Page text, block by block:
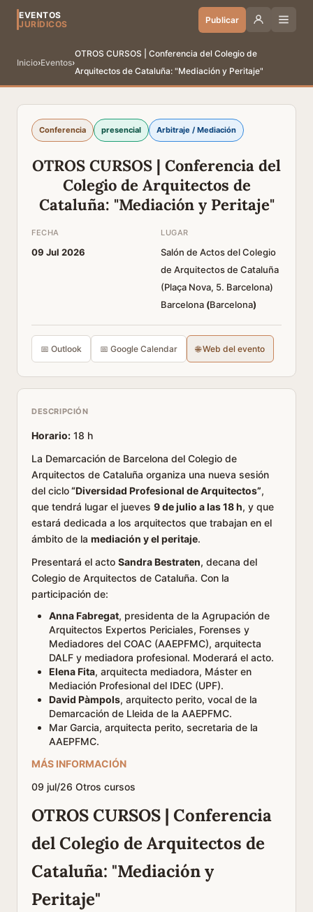
EVENTOS
JURÍDICOS
Publicar
Inicio›Eventos›
OTROS CURSOS | Conferencia del Colegio de
Arquitectos de Cataluña: "Mediación y Peritaje"
Conferencia presencial Arbitraje / Mediación
OTROS CURSOS | Conferencia del
Colegio de Arquitectos de
Cataluña: "Mediación y Peritaje"
FECHA
09 Jul 2026
LUGAR
Salón de Actos del Colegio
de Arquitectos de Cataluña
(Plaça Nova, 5. Barcelona)
Barcelona (Barcelona)
📅 Outlook 📅 Google Calendar 🌐 Web del evento
DESCRIPCIÓN
Horario: 18 h
La Demarcación de Barcelona del Colegio de
Arquitectos de Cataluña organiza una nueva sesión
del ciclo“Diversidad Profesional de Arquitectos”,
que tendrá lugar el jueves 9 de julio a las 18 h, y que
estará dedicada a los arquitectos que trabajan en el
ámbito de la mediación y el peritaje.
Presentará el acto Sandra Bestraten, decana del
Colegio de Arquitectos de Cataluña. Con la
participación de:
Anna Fabregat, presidenta de la Agrupación de
Arquitectos Expertos Periciales, Forenses y
Mediadores del COAC (AAEPFMC), arquitecta
DALF y mediadora profesional. Moderará el acto.
Elena Fita, arquitecta mediadora, Máster en
Mediación Profesional del IDEC (UPF).
David Pàmpols, arquitecto perito, vocal de la
Demarcación de Lleida de la AAEPFMC.
Mar Garcia, arquitecta perito, secretaria de la
AAEPFMC.
MÁS INFORMACIÓN
09 jul/26 Otros cursos
OTROS CURSOS | Conferencia
del Colegio de Arquitectos de
Cataluña: "Mediación y
Peritaje"